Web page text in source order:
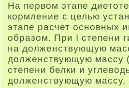
На первом этапе
кормление с целью
этапе расчет основных
образом. При I степени
на долженствующую
долженствующую массу
степени белки и
долженствующую массу,